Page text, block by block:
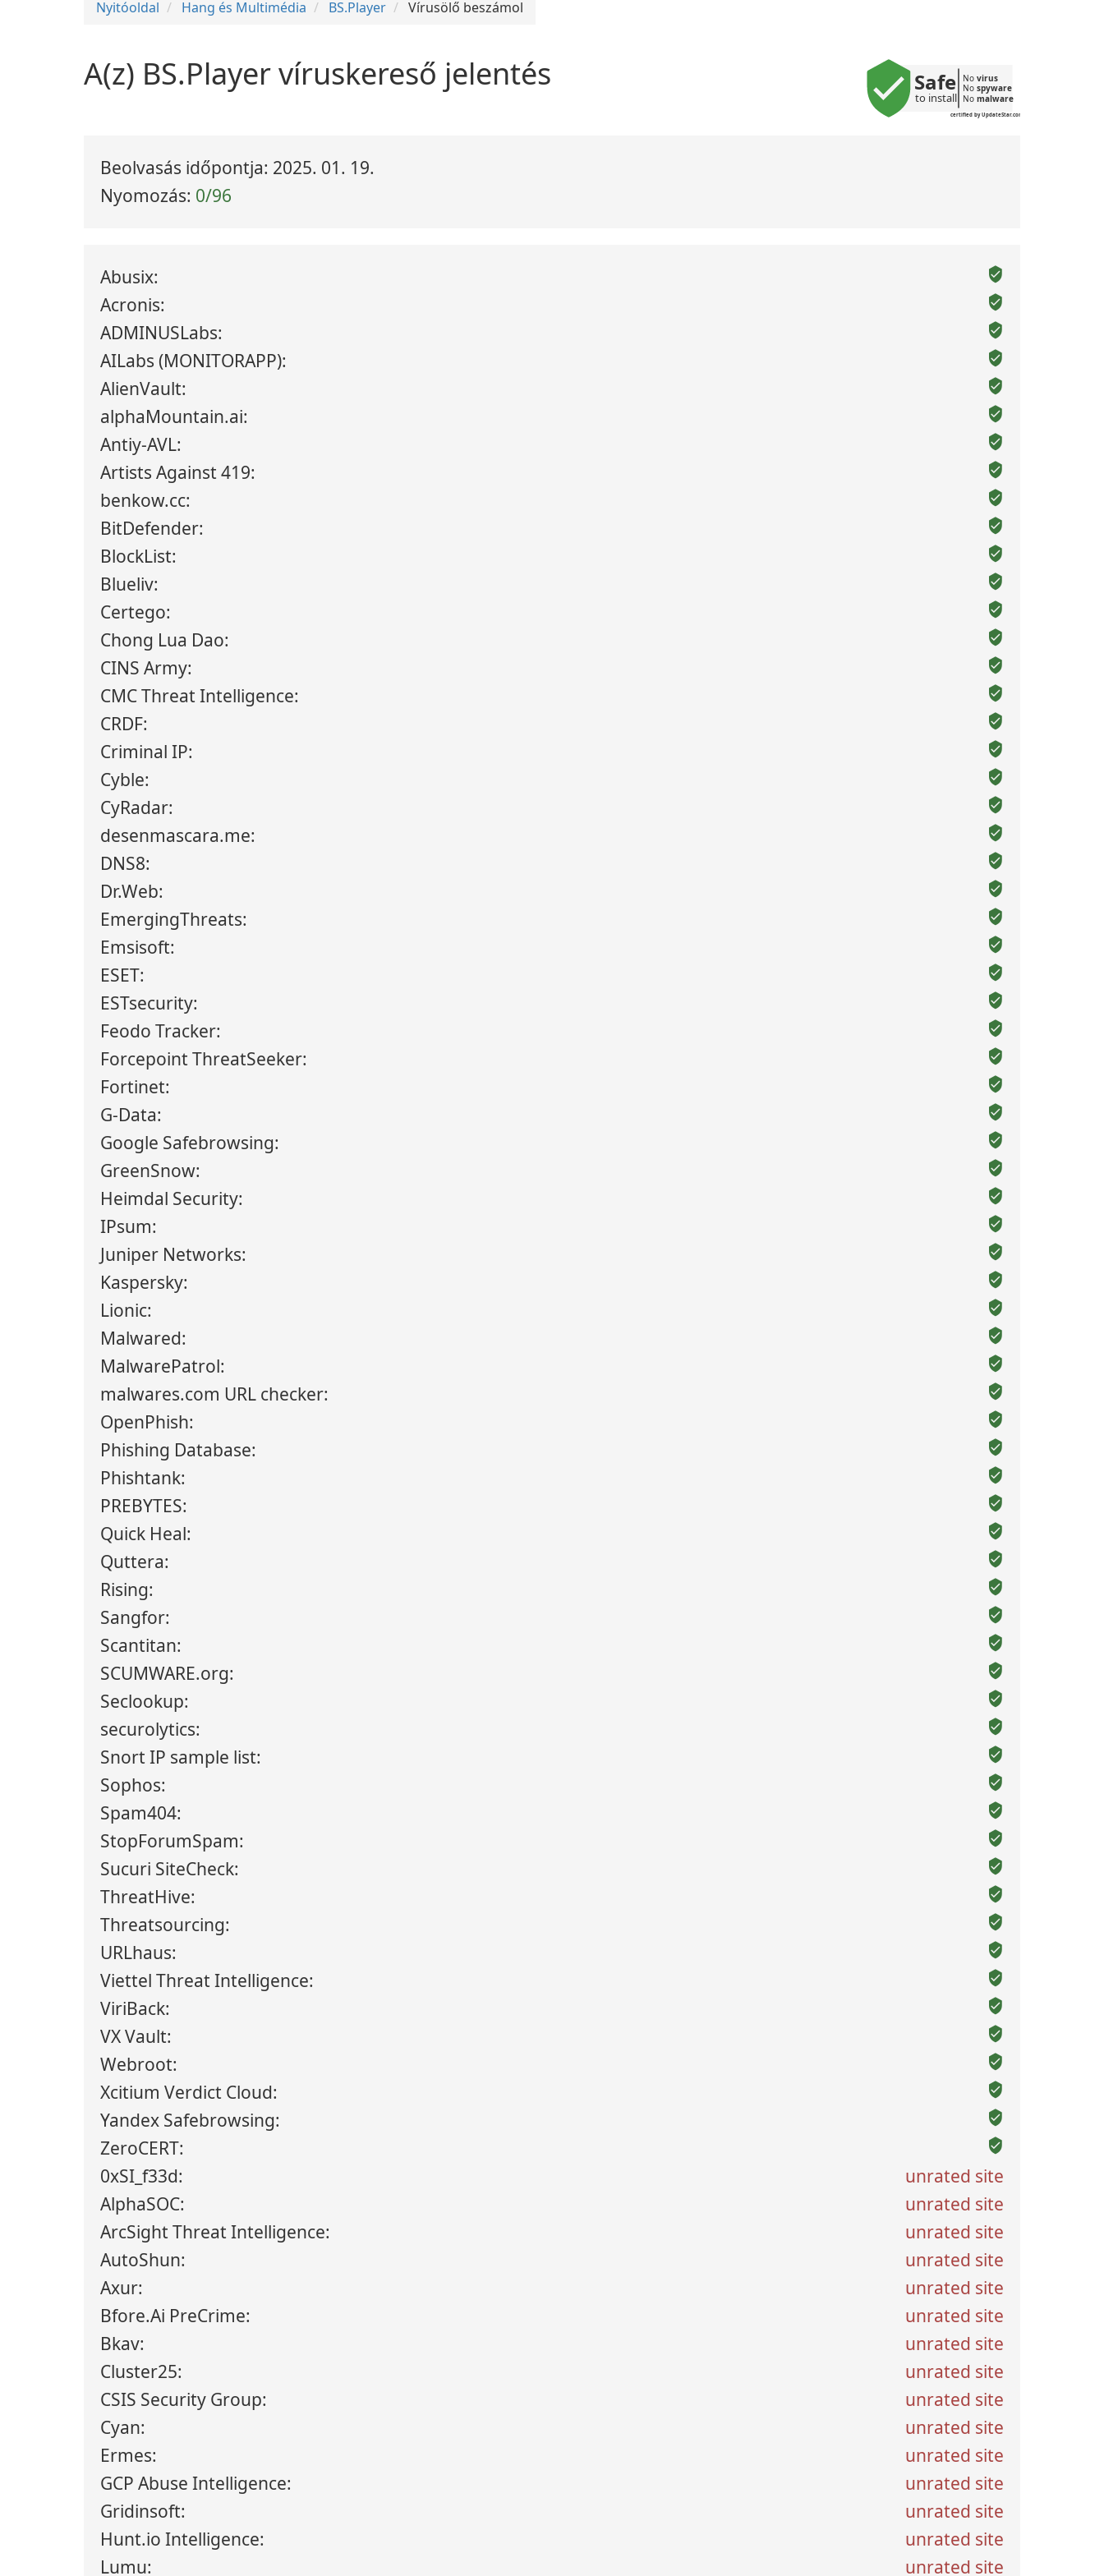
Nyitóoldal Hang és Multimédia BS.Player Vírusölő beszámol
certified by UpdateStar.com
Safe
to install
No virus
No spyware
No malware
A(z) BS.Player víruskereső jelentés
Beolvasás időpontja: 2025. 01. 19.
Nyomozás: 0/96
Abusix:
Acronis:
ADMINUSLabs:
AILabs (MONITORAPP):
AlienVault:
alphaMountain.ai:
Antiy-AVL:
Artists Against 419:
benkow.cc:
BitDefender:
BlockList:
Blueliv:
Certego:
Chong Lua Dao:
CINS Army:
CMC Threat Intelligence:
CRDF:
Criminal IP:
Cyble:
CyRadar:
desenmascara.me:
DNS8:
Dr.Web:
EmergingThreats:
Emsisoft:
ESET:
ESTsecurity:
Feodo Tracker:
Forcepoint ThreatSeeker:
Fortinet:
G-Data:
Google Safebrowsing:
GreenSnow:
Heimdal Security:
IPsum:
Juniper Networks:
Kaspersky:
Lionic:
Malwared:
MalwarePatrol:
malwares.com URL checker:
OpenPhish:
Phishing Database:
Phishtank:
PREBYTES:
Quick Heal:
Quttera:
Rising:
Sangfor:
Scantitan:
SCUMWARE.org:
Seclookup:
securolytics:
Snort IP sample list:
Sophos:
Spam404:
StopForumSpam:
Sucuri SiteCheck:
ThreatHive:
Threatsourcing:
URLhaus:
Viettel Threat Intelligence:
ViriBack:
VX Vault:
Webroot:
Xcitium Verdict Cloud:
Yandex Safebrowsing:
ZeroCERT:
0xSI_f33d:
unrated site
AlphaSOC:
unrated site
ArcSight Threat Intelligence:
unrated site
AutoShun:
unrated site
Axur:
unrated site
Bfore.Ai PreCrime:
unrated site
Bkav:
unrated site
Cluster25:
unrated site
CSIS Security Group:
unrated site
Cyan:
unrated site
Ermes:
unrated site
GCP Abuse Intelligence:
unrated site
Gridinsoft:
unrated site
Hunt.io Intelligence:
unrated site
Lumu:
unrated site